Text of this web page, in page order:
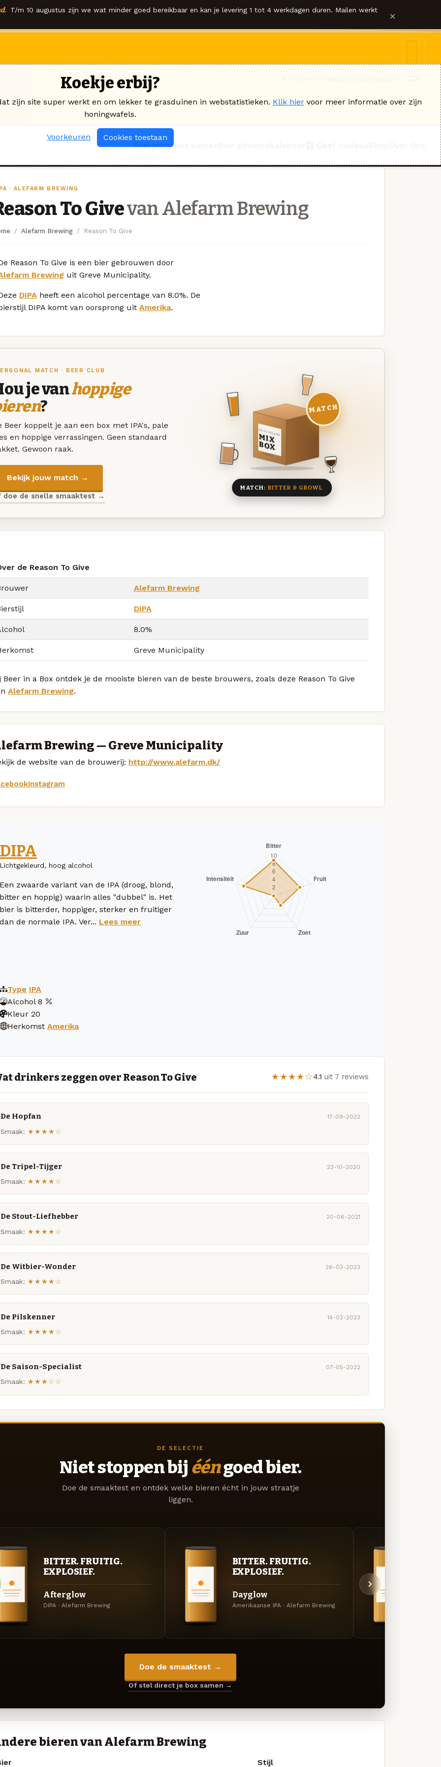
T/m 10 augustus zijn we wat minder goed bereikbaar en kan je levering 1 tot 4 werkdagen duren. Mailen werkt ×
Stel jouw box samen
· ALEFARM BREWING
To Givevan Alefarm Brewing
Alefarm Brewing Reason To Give
Reason To Give is een bier gebrouwen door
Brewing uit Greve Municipality.
DIPA heeft een alcohol percentage van 8.0%. De
DIPA komt van oorsprong uit Amerika.
MATCH · BEER CLUB
je vanhoppige
?
Beer koppelt je aan een box met IPA's, pale
en hoppige verrassingen. Geen standaard
Gewoon raak.
Bekijk jouw match →
doe de snelle smaaktest →
DEZE MAAND
MIX
BOX
8 BIEREN
MATCH
MATCH: BITTER & GROWL
de Reason To Give
Alefarm Brewing
DIPA
8.0%
Greve Municipality
Beer in a Box ontdek je de mooiste bieren van de beste brouwers, zoals deze Reason To Give
Alefarm Brewing.
Brewing — Greve Municipality
de website van de brouwerij: http://www.alefarm.dk/
Instagram
DIPA
Lichtgekleurd, hoog alcohol
Een zwaarde variant van de IPA (droog, blond,
bitter en hoppig) waarin alles "dubbel" is. Het
bier is bitterder, hoppiger, sterker en fruitiger
dan de normale IPA. Ver... Lees meer
Type IPA
Alcohol 8
Kleur 20
Herkomst Amerika
drinkers zeggen over Reason To Give ★★★★☆4.1 uit 7 reviews
De Hopfan 17-09-2022
Smaak: ★★★★☆
De Tripel-Tijger 23-10-2020
Smaak: ★★★★☆
De Stout-Liefhebber 20-06-2021
Smaak: ★★★★☆
De Witbier-Wonder 26-03-2023
Smaak: ★★★★☆
De Pilskenner 14-02-2023
Smaak: ★★★★☆
De Saison-Specialist 07-05-2022
Smaak: ★★★☆☆
DE SELECTIE
Niet stoppen bij ééngoed bier.
Doe de smaaktest en ontdek welke bieren écht in jouw straatje
liggen.
BITTER. FRUITIG.
EXPLOSIEF.
Afterglow
DIPA · Alefarm Brewing
BITTER. FRUITIG.
EXPLOSIEF.
Dayglow
Amerikaanse IPA · Alefarm Brewing
Doe de smaaktest →
Of stel direct je box samen →
bieren van Alefarm Brewing
Stijl
Koekje erbij?
zijn site super werkt en om lekker te grasduinen in webstatistieken. Klik hier voor meer informatie over zijn
honingwafels.
Voorkeuren Cookies toestaan